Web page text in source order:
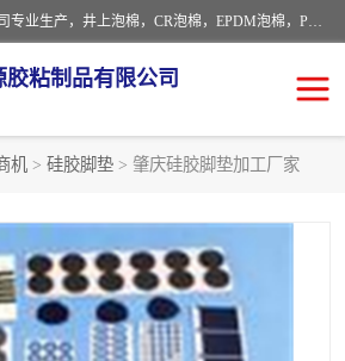
深圳市利源胶粘制品有限公司专业生产，井上泡棉，CR泡棉，EPDM泡棉，PORON泡棉厚度剖切，公差正负0.1mm，硅胶条，脚垫，异形一次成型，雕刻EVA海绵；包装材料:精密仪器、医疗器具、运输时缓冲、防震材料。建筑:住房装潢材料、房屋门窗密封；轻便、强韧性：轻便并且具有较强的韧性，良好的耐油性与耐溶剂性。隔热性：导热性低具有优越的保温性，具有的回弹性。
粘制品有限公司
机 > 硅胶脚垫 > 肇庆硅胶脚垫加工厂家
防火海绵
硅胶脚垫